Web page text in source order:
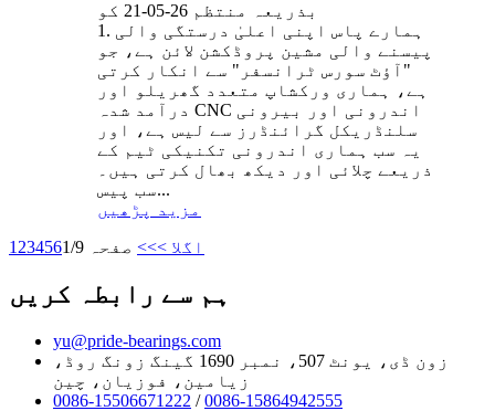
بذریعہ منتظم 26-05-21 کو
1. ہمارے پاس اپنی اعلیٰ درستگی والی
پیسنے والی مشین پروڈکشن لائن ہے، جو
"آؤٹ سورس ٹرانسفر" سے انکار کرتی
ہے، ہماری ورکشاپ متعدد گھریلو اور
درآمد شدہ CNC اندرونی اور بیرونی
سلنڈریکل گرائنڈرز سے لیس ہے، اور
یہ سب ہماری اندرونی تکنیکی ٹیم کے
ذریعے چلائی اور دیکھ بھال کرتی ہیں۔
سب پیس...
مزید پڑھیں
1 23456 اگلا >>> صفحہ 1/9
ہم سے رابطہ کریں
yu@pride-bearings.com
زون ڈی، یونٹ 507، نمبر 1690 گینگ زونگ روڈ،
زیامین، فوزیان، چین
0086-15506671222 /0086-15864942555